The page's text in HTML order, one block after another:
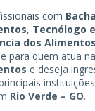
com
, Tecnólogo
dos Alimentos
para quem atua
e deseja
Rio Verde – GO.